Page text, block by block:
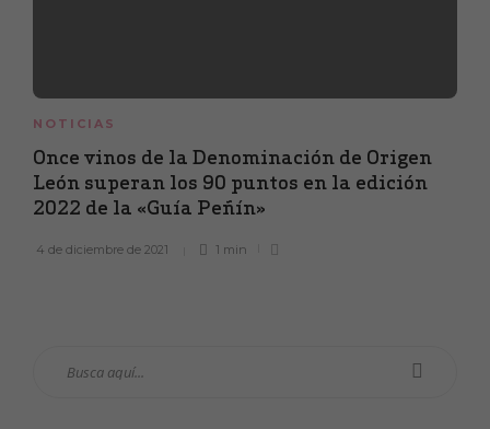
NOTICIAS
Once vinos de la Denominación de Origen
León superan los 90 puntos en la edición
2022 de la «Guía Peñín»
4 de diciembre de 2021 1 min